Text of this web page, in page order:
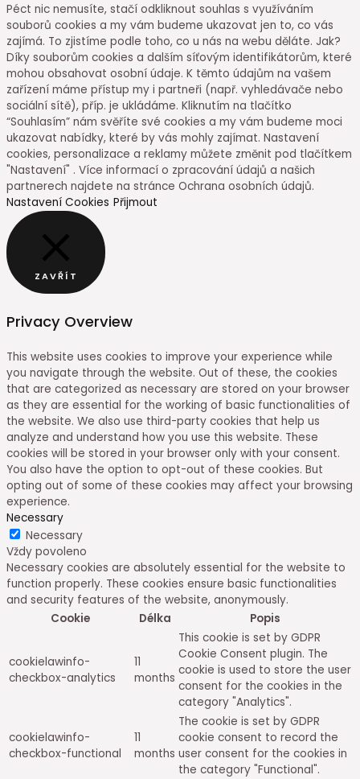
Péct nic nemusíte, stačí odkliknout souhlas s využíváním
souborů cookies a my vám budeme ukazovat jen to, co vás
zajímá. To zjistíme podle toho, co u nás na webu děláte. Jak?
Díky souborům cookies a dalším síťovým identifikátorům, které
mohou obsahovat osobní údaje. K těmto údajům na vašem
zařízení máme přístup my i partneři (např. vyhledávače nebo
sociální sítě), příp. je ukládáme. Kliknutím na tlačítko
“Souhlasím” nám svěříte své cookies a my vám budeme moci
ukazovat nabídky, které by vás mohly zajímat. Nastavení
cookies, personalizace a reklamy můžete změnit pod tlačítkem
"Nastavení" . Více informací o zpracování údajů a našich
partnerech najdete na stránce Ochrana osobních údajů.
Nastavení Cookies Přijmout
ZAVŘÍT
Privacy Overview
This website uses cookies to improve your experience while
you navigate through the website. Out of these, the cookies
that are categorized as necessary are stored on your browser
as they are essential for the working of basic functionalities of
the website. We also use third-party cookies that help us
analyze and understand how you use this website. These
cookies will be stored in your browser only with your consent.
You also have the option to opt-out of these cookies. But
opting out of some of these cookies may affect your browsing
experience.
Necessary
Necessary
Vždy povoleno
Necessary cookies are absolutely essential for the website to
function properly. These cookies ensure basic functionalities
and security features of the website, anonymously.
Cookie
Délka Popis
cookielawinfo-
checkbox-analytics
11
months
This cookie is set by GDPR
Cookie Consent plugin. The
cookie is used to store the user
consent for the cookies in the
category "Analytics".
cookielawinfo-
checkbox-functional
11
months
The cookie is set by GDPR
cookie consent to record the
user consent for the cookies in
the category "Functional".